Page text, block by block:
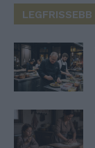
LEGFRISSEBB